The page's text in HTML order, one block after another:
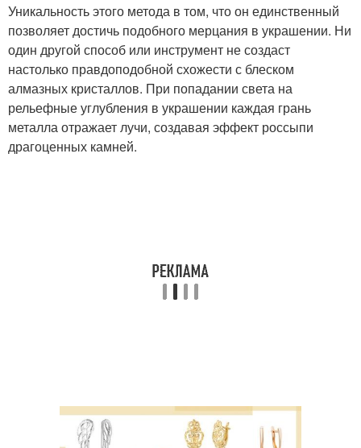
Уникальность этого метода в том, что он единственный
позволяет достичь подобного мерцания в украшении. Ни
один другой способ или инструмент не создаст
настолько правдоподобной схожести с блеском
алмазных кристаллов. При попадании света на
рельефные углубления в украшении каждая грань
металла отражает лучи, создавая эффект россыпи
драгоценных камней.